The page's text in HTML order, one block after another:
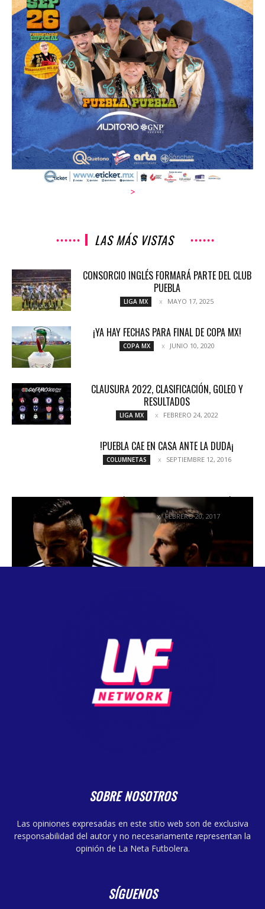
>
LAS MÁS VISTAS
CONSORCIO INGLÉS FORMARÁ PARTE DEL CLUB
PUEBLA
LIGA MX MAYO 17, 2025
¡YA HAY FECHAS PARA FINAL DE COPA MX!
COPA MX JUNIO 10, 2020
CLAUSURA 2022, CLASIFICACIÓN, GOLEO Y
RESULTADOS
LIGA MX FEBRERO 24, 2022
!PUEBLA CAE EN CASA ANTE LA DUDA¡
COLUMNETAS SEPTIEMBRE 12, 2016
CATEGÓRICA RESPUESTA DEL FRANCÉS
NOTICIAS FEBRERO 20, 2017
SOBRE NOSOTROS
Las opiniones expresadas en este sitio web son de exclusiva
responsabilidad del autor y no necesariamente representan la
opinión de La Neta Futbolera.
SÍGUENOS